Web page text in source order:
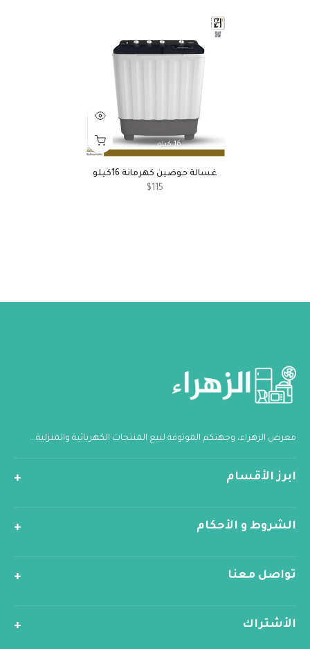
16 كيلو
غسالة حوضين كهرمانة 16كيلو
$115
معرض الزهراء، وجهتكم الموثوقة لبيع المنتجات الكهربائية والمنزلية...
ابرز الأقسام
الشروط و الأحكام
تواصل معنا
الأشتراك